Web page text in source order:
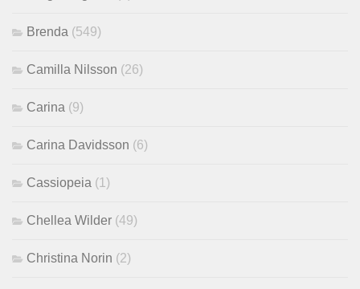
Brenda (549)
Camilla Nilsson (26)
Carina (9)
Carina Davidsson (6)
Cassiopeia (1)
Chellea Wilder (49)
Christina Norin (2)